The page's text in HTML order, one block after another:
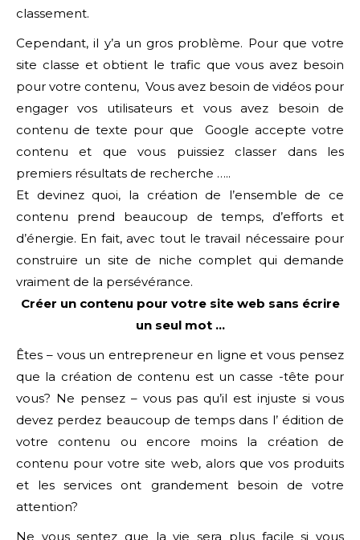
classement.
Cependant, il y’a un gros problème. Pour que votre
site classe et obtient le trafic que vous avez besoin
pour votre contenu, Vous avez besoin de vidéos pour
engager vos utilisateurs et vous avez besoin de
contenu de texte pour que Google accepte votre
contenu et que vous puissiez classer dans les
premiers résultats de recherche …..
Et devinez quoi, la création de l’ensemble de ce
contenu prend beaucoup de temps, d’efforts et
d’énergie. En fait, avec tout le travail nécessaire pour
construire un site de niche complet qui demande
vraiment de la persévérance.
Créer un contenu pour votre site web sans écrire
un seul mot …
Êtes – vous un entrepreneur en ligne et vous pensez
que la création de contenu est un casse -tête pour
vous? Ne pensez – vous pas qu’il est injuste si vous
devez perdez beaucoup de temps dans l’ édition de
votre contenu ou encore moins la création de
contenu pour votre site web, alors que vos produits
et les services ont grandement besoin de votre
attention?
Ne vous sentez que la vie sera plus facile si vous